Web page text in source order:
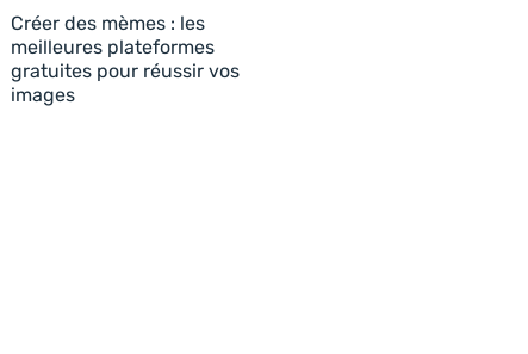
Créer des mèmes : les
meilleures plateformes
gratuites pour réussir vos
images